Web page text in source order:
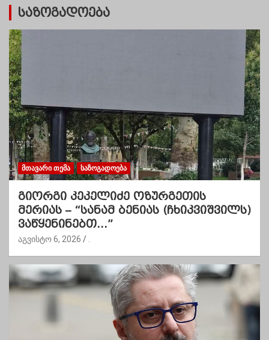
საზოგადოება
ᲛᲗᲐᲕᲐᲠᲘ ᲗᲔᲛᲐ ᲡᲐᲖᲝᲒᲐᲓᲝᲔᲑᲐ
გიორგი კეკელიძე ოზურგეთის
მერიას – “სანამ ბენიას (ჩხიკვიშვილს)
ვაწყენინებთ…”
აგვისტო 6, 2026